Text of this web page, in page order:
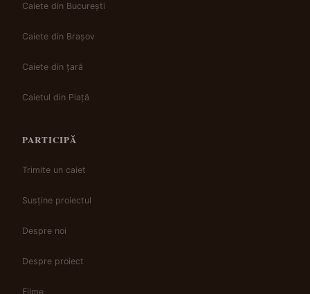
Caiete din București
Caiete din Brașov
Caiete din țară
Caietul din Piață
PARTICIPĂ
Trimite un caiet
Susține proiectul
Despre noi
Despre proiect
Filme